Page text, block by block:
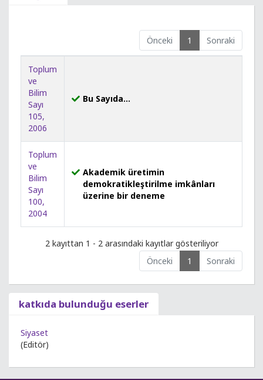
Önceki 1 Sonraki
Toplum
ve
Bilim
Sayı
105,
2006
Bu Sayıda...
Toplum
ve
Bilim
Sayı
100,
2004
Akademik üretimin
demokratikleştirilme imkânları
üzerine bir deneme
2 kayıttan 1 - 2 arasındaki kayıtlar gösteriliyor
Önceki
1 Sonraki
katkıda bulunduğu eserler
Siyaset
(Editör)